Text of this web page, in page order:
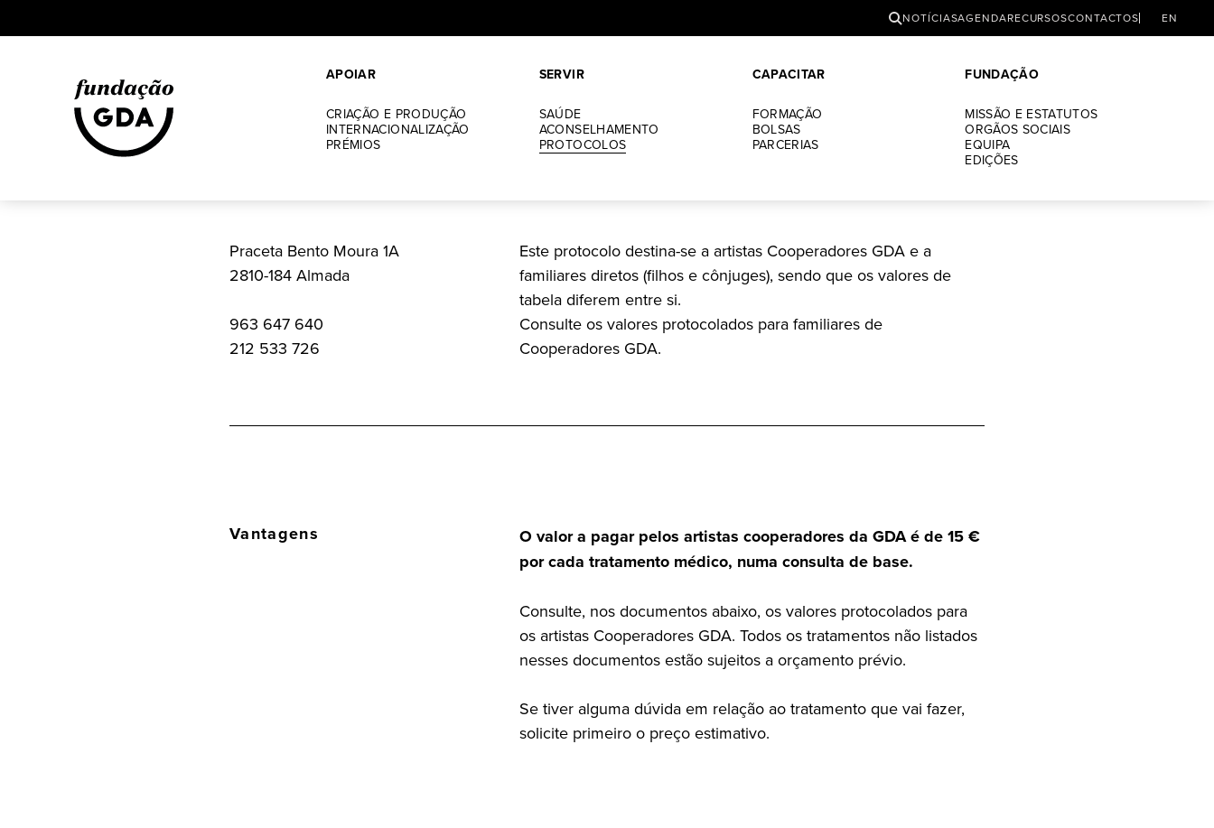
PESQUISAR
NOTÍCIASAGENDARECURSOSCONTACTOS EN
APOIAR
CRIAÇÃO E PRODUÇÃO
INTERNACIONALIZAÇÃO
PRÉMIOS
SERVIR
SAÚDE
ACONSELHAMENTO
PROTOCOLOS
CAPACITAR
FORMAÇÃO
BOLSAS
PARCERIAS
FUNDAÇÃO
MISSÃO E ESTATUTOS
ORGÃOS SOCIAIS
EQUIPA
EDIÇÕES
CONVENCIONADOS / ESTOMATOLOGIA
Este protocolo destina-se a artistas Cooperadores GDA e a
familiares diretos (filhos e cônjuges), sendo que os valores de
tabela diferem entre si.
Consulte os valores protocolados para familiares de
Cooperadores GDA.
Praceta Bento Moura 1A
2810-184 Almada
963 647 640
212 533 726
Vantagens
O valor a pagar pelos artistas cooperadores da GDA é de 15 €
por cada tratamento médico, numa consulta de base.
Consulte, nos documentos abaixo, os valores protocolados para
os artistas Cooperadores GDA. Todos os tratamentos não listados
nesses documentos estão sujeitos a orçamento prévio.
Se tiver alguma dúvida em relação ao tratamento que vai fazer,
solicite primeiro o preço estimativo.